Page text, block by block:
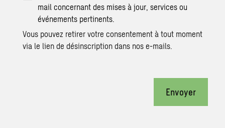
mail concernant des mises à jour, services ou
événements pertinents.
Vous pouvez retirer votre consentement à tout moment
via le lien de désinscription dans nos e-mails.
Envoyer